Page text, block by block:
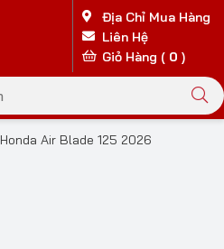
Địa Chỉ Mua Hàng
Liên Hệ
Giỏ Hàng ( 0 )
Honda Air Blade 125 2026